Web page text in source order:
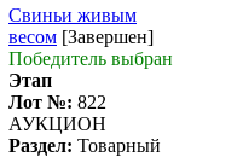
Свиньи живым
весом [Завершен]
Победитель выбран
Этап
Лот №: 822
АУКЦИОН
Раздел: Товарный